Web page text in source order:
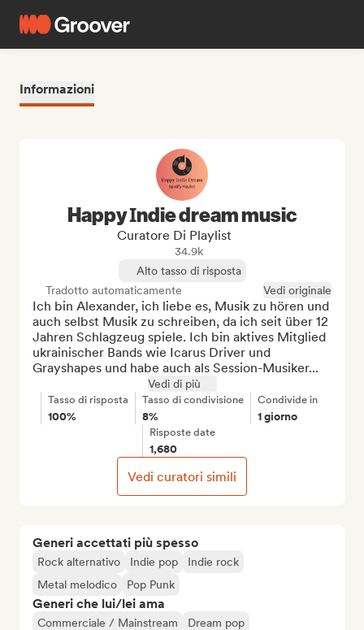
Informazioni
Generi accettati più spesso
Rock alternativo Indie pop
Indie rock
Metal melodico
Pop Punk
Generi che lui/lei ama
Commerciale / Mainstream
Dream pop
Happy Іndie dream music
Curatore Di Playlist
34.9k
Alto tasso di risposta
Tradotto automaticamente
Vedi originale
Ich bin Alexander, ich liebe es, Musik zu hören und
auch selbst Musik zu schreiben, da ich seit über 12
Jahren Schlagzeug spiele. Ich bin aktives Mitglied
ukrainischer Bands wie Icarus Driver und
Grayshapes und habe auch als Session-Musiker...
Vedi di più
Tasso di risposta
100%
Tasso di condivisione
8%
Condivide in
1 giorno
Risposte date
1,680
Vedi curatori simili